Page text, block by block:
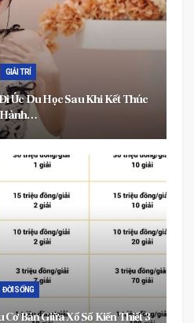
GIẢI TRÍ
Úc Du Học Sau Khi Kết Thúc
ĐỜI SỐNG
Bản Giữa Xổ Số Kiến Thiết 3